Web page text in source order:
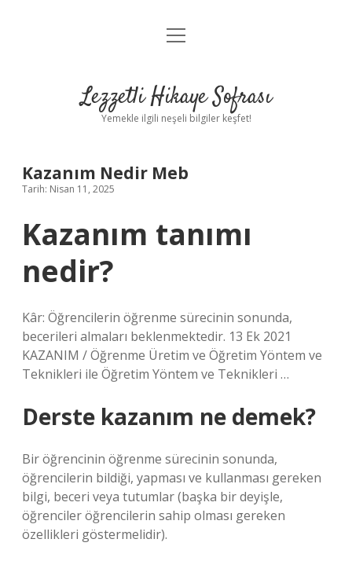
Anasayfa
Yasal Uyarı
menüyü
Lezzetli Hikaye Sofrası
Yemekle ilgili neşeli bilgiler keşfet!
Kazanım Nedir Meb
Tarih: Nisan 11, 2025
Kazanım tanımı
nedir?
Kâr: Öğrencilerin öğrenme sürecinin sonunda,
becerileri almaları beklenmektedir. 13 Ek 2021
KAZANIM / Öğrenme Üretim ve Öğretim Yöntem ve
Teknikleri ile Öğretim Yöntem ve Teknikleri …
Derste kazanım ne demek?
Bir öğrencinin öğrenme sürecinin sonunda,
öğrencilerin bildiği, yapması ve kullanması gereken
bilgi, beceri veya tutumlar (başka bir deyişle,
öğrenciler öğrencilerin sahip olması gereken
özellikleri göstermelidir).